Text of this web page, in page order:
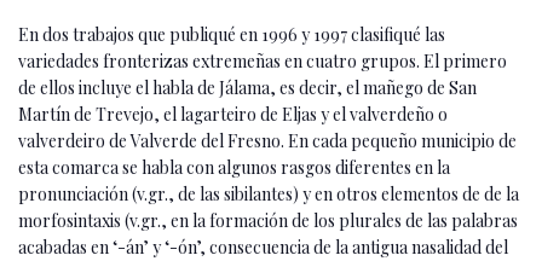
En dos trabajos que publiqué en 1996 y 1997 clasifiqué las
variedades fronterizas extremeñas en cuatro grupos. El primero
de ellos incluye el habla de Jálama, es decir, el mañego de San
Martín de Trevejo, el lagarteiro de Eljas y el valverdeño o
valverdeiro de Valverde del Fresno. En cada pequeño municipio de
esta comarca se habla con algunos rasgos diferentes en la
pronunciación (v.gr., de las sibilantes) y en otros elementos de de la
morfosintaxis (v.gr., en la formación de los plurales de las palabras
acabadas en ‘-án’ y ‘-ón’, consecuencia de la antigua nasalidad del